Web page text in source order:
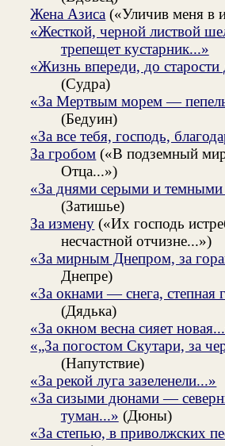
Жена Азиса («Уличив меня в
«Жесткой, черной листвой
трепещет кустарник...»
«Жизнь впереди, до старости
(Судра)
«За Мертвым морем —
(Бедуин)
«За все тебя, господь,
За гробом («В подземный мир
Отца...»)
«За днями серыми и
(Затишье)
За измену («Их господь
несчастной отчизне...»)
«За мирным Днепром, за
Днепре)
«За окнами — снега, степная
(Дядька)
«За окном весна сияет
«„За погостом Скутари, за
(Напутствие)
«За рекой луга зазеленели...»
«За сизыми дюнами —
туман...» (Дюны)
«За степью, в приволжских